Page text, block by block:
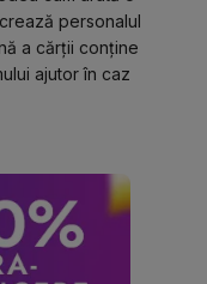
personalul
a cărții conține
ajutor în caz